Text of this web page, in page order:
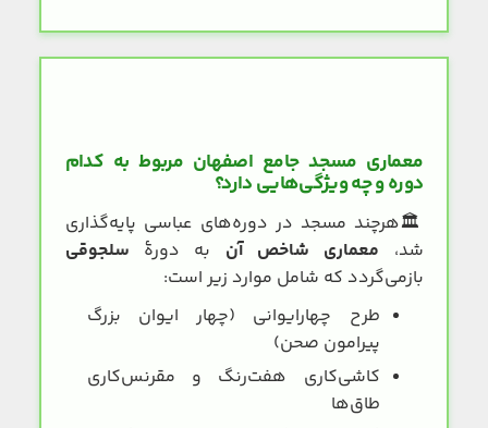
معماری مسجد جامع اصفهان مربوط به کدام
دوره و چه ویژگی‌هایی دارد؟
🏛️هرچند مسجد در دوره‌های عباسی پایه‌گذاری
شد، معماری شاخص آن به دورهٔ سلجوقی
بازمی‌گردد که شامل موارد زیر است:
طرح چهارایوانی (چهار ایوان بزرگ
پیرامون صحن)
کاشی‌کاری هفت‌رنگ و مقرنس‌کاری
طاق‌ها